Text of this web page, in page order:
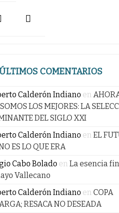
COMENTARIOS
Calderón Indiano en
LOS MEJORES: LA
DEL SIGLO XXI
Calderón Indiano en EL
ES LO QUE ERA
Cabo Bolado en La esencia
Vallecano
Calderón Indiano en COPA
RESACA NO DESEADA